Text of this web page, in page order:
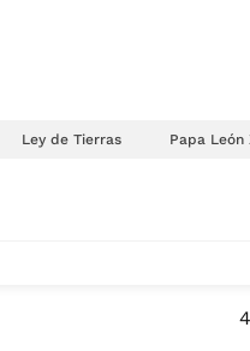
Ley de Tierras Papa León